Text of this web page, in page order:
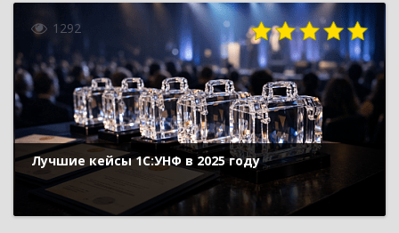
1292
Лучшие кейсы 1С:УНФ в 2025 году